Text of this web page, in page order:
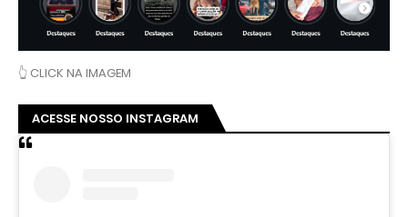
👆 CLICK NA IMAGEM
ACESSE NOSSO INSTAGRAM